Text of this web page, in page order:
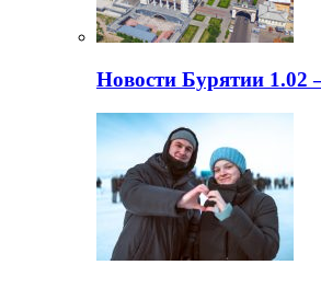
Новости Бурятии 1.02